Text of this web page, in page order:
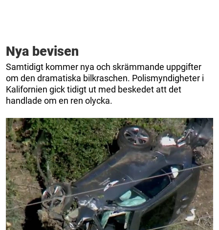
Nya bevisen
Samtidigt kommer nya och skrämmande uppgifter
om den dramatiska bilkraschen. Polismyndigheter i
Kalifornien gick tidigt ut med beskedet att det
handlade om en ren olycka.